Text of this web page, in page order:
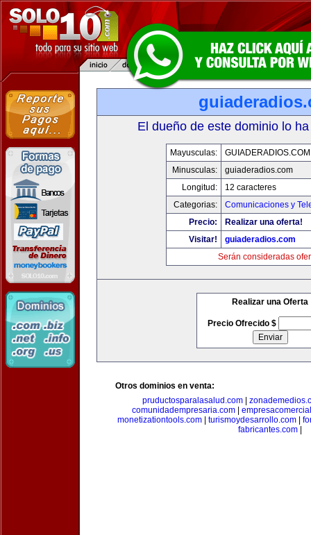
El dueño de este dominio lo
Mayusculas:
GUIADERADIOS.COM
Minusculas:
guiaderadios.com
Longitud:
12 caracteres
Categorias:
Comunicaciones y
Precio:
Realizar una oferta!
Visitar!
guiaderadios.com
Serán consideradas
Realizar una Oferta
Precio Ofrecido $
Otros dominios en venta:
pruductosparalasalud.com|
comunidadempresaria.com
monetizationtools.com| turismoydesarrollo.com|
fabricantes.com